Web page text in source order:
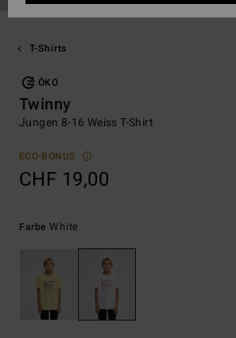
T-Shirts
ÖKO
Twinny
Jungen 8-16 Weiss T-Shirt
ECO-BONUS
CHF 19,00
FarbeWhite